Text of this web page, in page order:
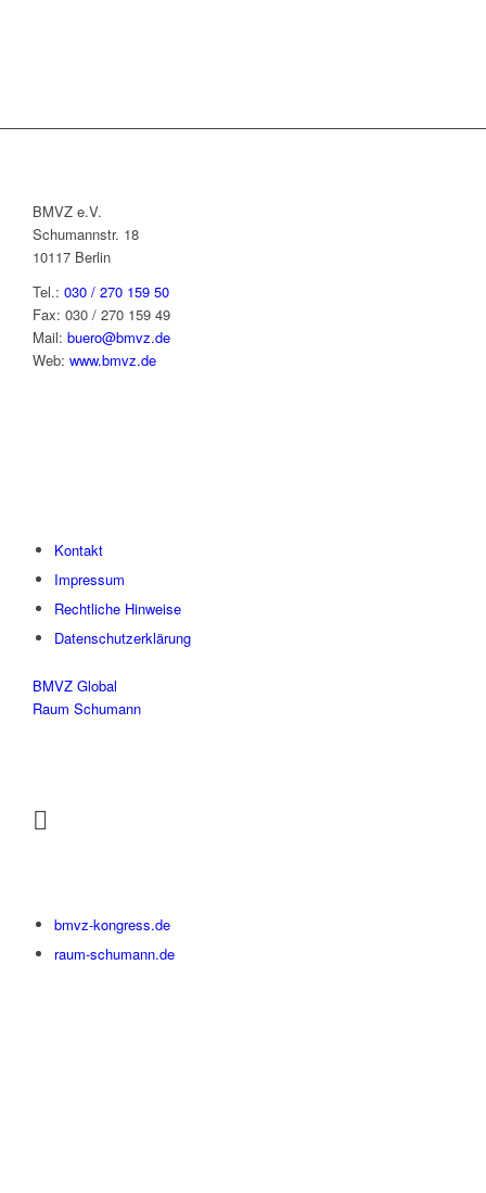
BMVZ e.V.
Schumannstr. 18
10117 Berlin
Tel.: 030 / 270 159 50
Fax: 030 / 270 159 49
Mail: buero@bmvz.de
Web: www.bmvz.de
Kontakt
Impressum
Rechtliche Hinweise
Datenschutzerklärung
BMVZ Global
Raum Schumann
bmvz-kongress.de
raum-schumann.de